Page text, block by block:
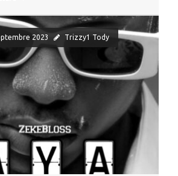
2023 Trizzy1 Tody